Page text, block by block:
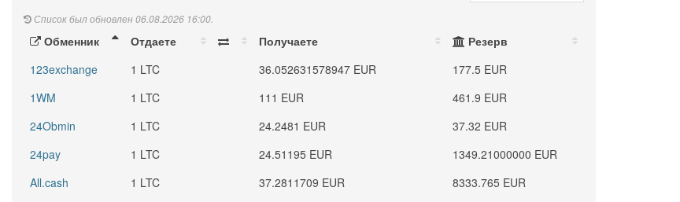
Список был обновлен 06.08.2026 16:00.
Обменник Отдаете Получаете
Резерв
123exchange
1 LTC 36.052631578947 EUR
177.5 EUR
1WM
1 LTC 111 EUR
461.9 EUR
24Obmin
1 LTC 24.2481 EUR
37.32 EUR
24pay
1 LTC 24.51195 EUR
1349.21000000 EUR
All.cash
1 LTC 37.2811709 EUR
8333.765 EUR